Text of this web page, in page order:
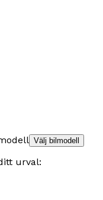
Välj bilmodell
urval: